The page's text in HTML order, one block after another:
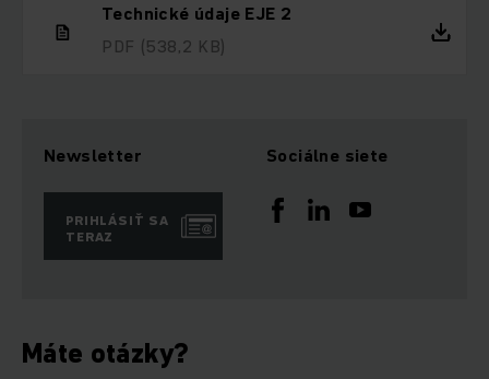
Technické údaje EJE 2
PDF (538,2 KB)
Newsletter
PRIHLÁSIŤ SA
TERAZ
Sociálne siete
Máte otázky?